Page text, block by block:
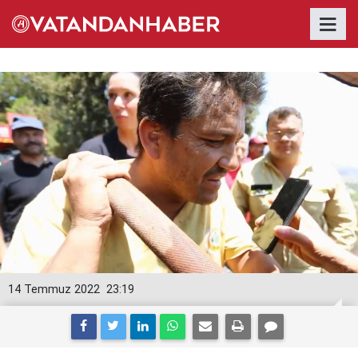
23:19
14 Temmuz 2022